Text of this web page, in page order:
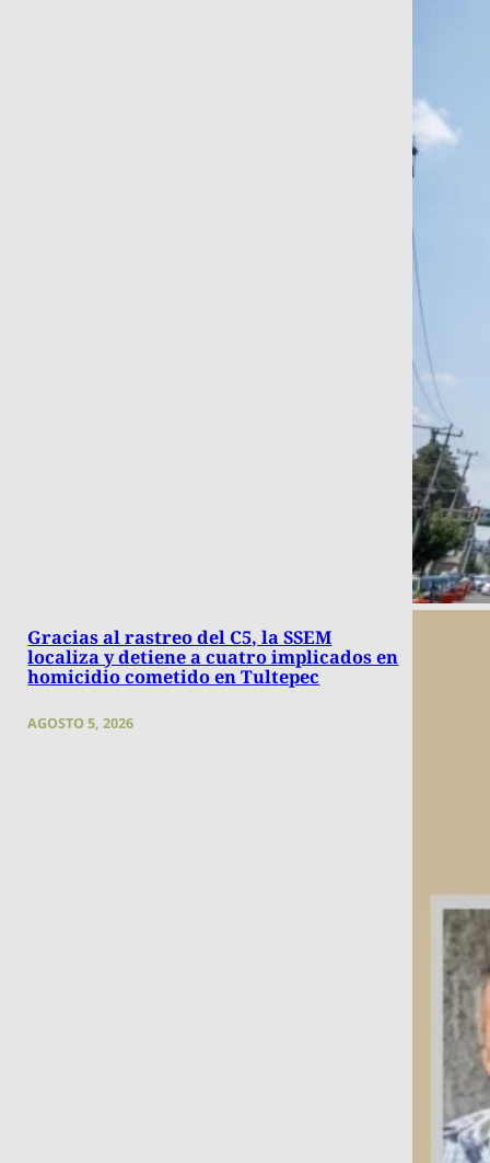
Gracias al rastreo del C5, la SSEM
localiza y detiene a cuatro implicados en
homicidio cometido en Tultepec
AGOSTO 5, 2026